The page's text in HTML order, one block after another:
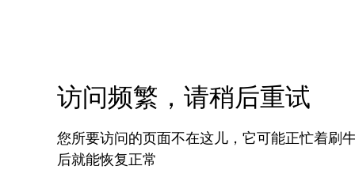
访问频繁，请稍后重试
您所要访问的页面不在这儿，它可能正忙着刷
后就能恢复正常